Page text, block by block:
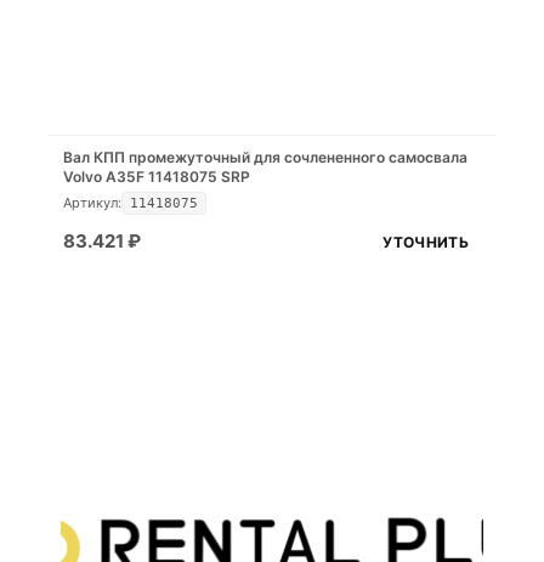
Вал КПП промежуточный для сочлененного самосвала
Volvo A35F 11418075 SRP
Артикул: 11418075
83.421 ₽ УТОЧНИТЬ